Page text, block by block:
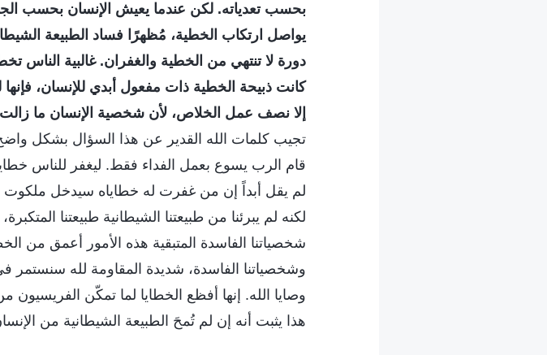
بحسب تعدياته. لكن عندما يعيش الإنسان بحسب
يواصل ارتكاب الخطية، مُظهرًا فساد الطبيعة
دورة لا تنتهي من الخطية والغفران. غالبية الناس
كانت ذبيحة الخطية ذات مفعول أبدي للإنسان،
إلا نصف عمل الخلاص، لأن شخصية الإنسان ما
تجيب كلمات الله القدير عن هذا السؤال بشكل
قام الرب يسوع بعمل الفداء فقط. ليغفر للناس
لم يقل أبداً إن من غفرت له خطاياه سيدخل ملكوت
لكنه لم يبرئنا من طبيعتنا الشيطانية طبيعتنا
شخصياتنا الفاسدة المتبقية هذه الأمور أعمق من
وشخصياتنا الفاسدة، شديدة المقاومة لله سنستمر
وصايا الله. إنها أفظع الخطايا لما تمكّن
هذا يثبت أنه إن لم تُمحَ الطبيعة الشيطانية من